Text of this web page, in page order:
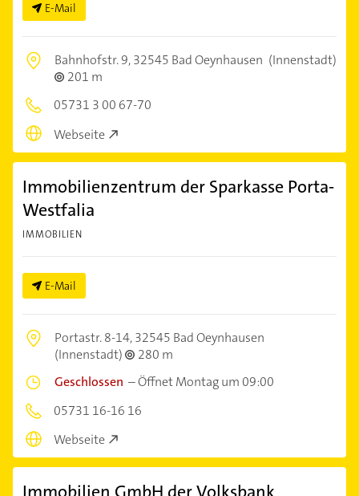
E-Mail
Bahnhofstr. 9,32545 Bad Oeynhausen (Innenstadt)
201 m
05731 3 00 67-70
Webseite
Immobilienzentrum der Sparkasse Porta-
Westfalia
IMMOBILIEN
E-Mail
Portastr. 8-14,32545 Bad Oeynhausen
(Innenstadt)
280 m
Geschlossen –Öffnet Montag um 09:00
05731 16-16 16
Webseite